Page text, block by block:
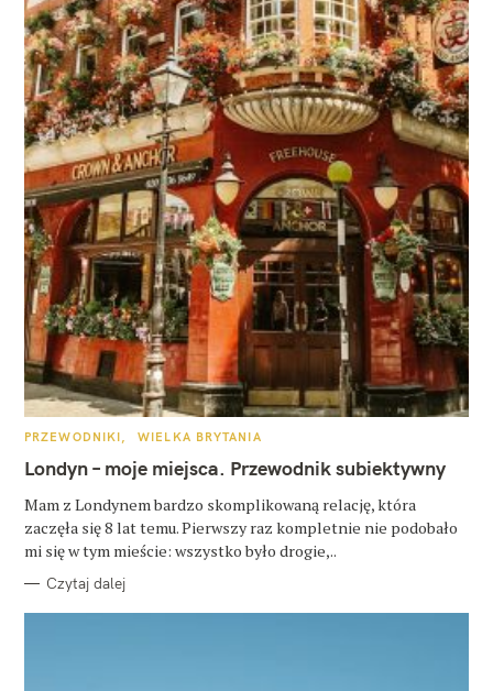
K
T
E
O
R
I
PRZEWODNIKI WIELKA BRYTANIA
Londyn – moje miejsca. Przewodnik subiektywny
Mam z Londynem bardzo skomplikowaną relację, która
zaczęła się 8 lat temu. Pierwszy raz kompletnie nie podobało
mi się w tym mieście: wszystko było drogie,..
Czytaj dalej